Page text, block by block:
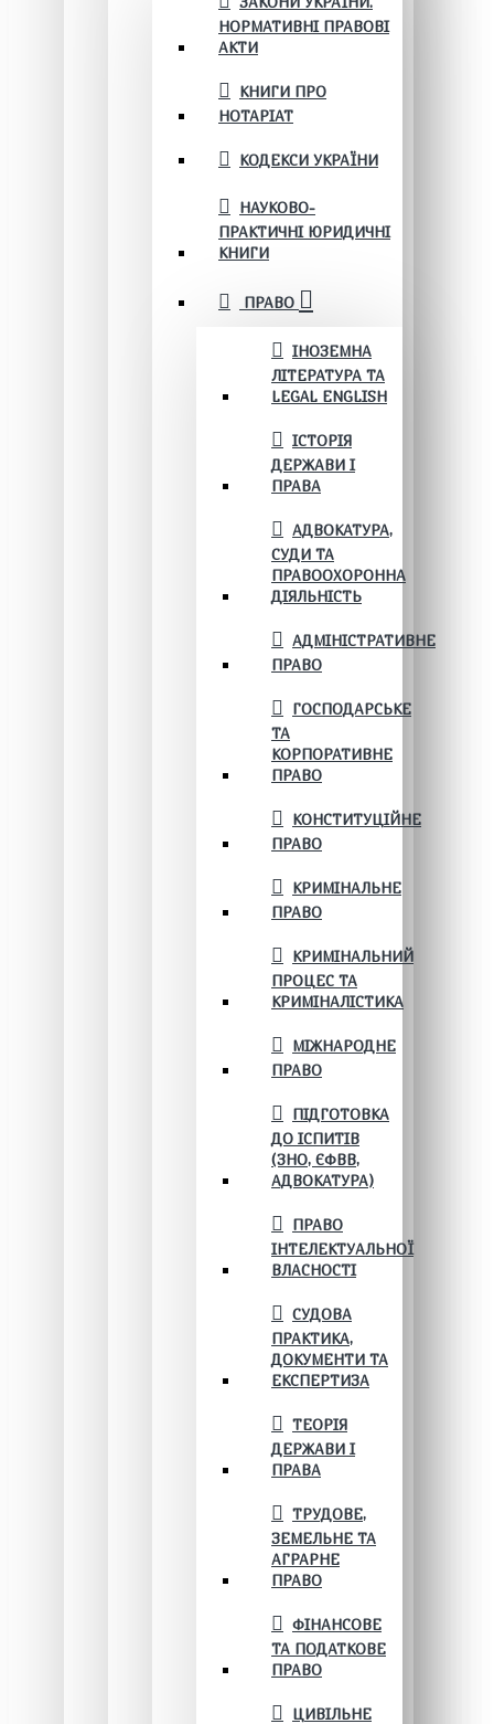
НОРМАТИВНІ ПРАВОВІ
АКТИ
КНИГИ ПРО
НОТАРІАТ
КОДЕКСИ УКРАЇНИ
НАУКОВО-
ПРАКТИЧНІ ЮРИДИЧНІ
КНИГИ
ПРАВО
ІНОЗЕМНА
ЛІТЕРАТУРА ТА
LEGAL ENGLISH
ІСТОРІЯ
ДЕРЖАВИ І
ПРАВА
АДВОКАТУРА,
СУДИ ТА
ПРАВООХОРОННА
ДІЯЛЬНІСТЬ
АДМІНІСТРАТИВНЕ
ПРАВО
ГОСПОДАРСЬКЕ
ТА
КОРПОРАТИВНЕ
ПРАВО
КОНСТИТУЦІЙНЕ
ПРАВО
КРИМІНАЛЬНЕ
ПРАВО
КРИМІНАЛЬНИЙ
ПРОЦЕС ТА
КРИМІНАЛІСТИКА
МІЖНАРОДНЕ
ПРАВО
ПІДГОТОВКА
ДО ІСПИТІВ
(ЗНО, ЄФВВ,
АДВОКАТУРА)
ПРАВО
ІНТЕЛЕКТУАЛЬНОЇ
ВЛАСНОСТІ
СУДОВА
ПРАКТИКА,
ДОКУМЕНТИ ТА
ЕКСПЕРТИЗА
ТЕОРІЯ
ДЕРЖАВИ І
ПРАВА
ТРУДОВЕ,
ЗЕМЕЛЬНЕ ТА
АГРАРНЕ
ПРАВО
ФІНАНСОВЕ
ТА ПОДАТКОВЕ
ПРАВО
ЦИВІЛЬНЕ